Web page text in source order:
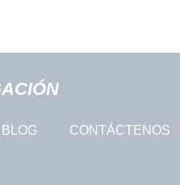
BLOG CONTÁCTENOS